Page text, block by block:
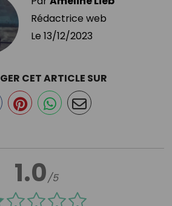
Rédactrice web
Le 13/12/2023
1.0/5
CET ARTICLE SUR